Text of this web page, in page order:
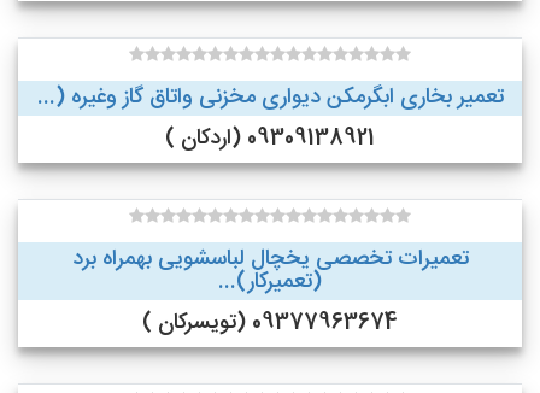
تعمیر بخاری ابگرمکن دیواری مخزنی واتاق گاز وغیره (...
09309138921 (اردکان )
تعمیرات تخصصی یخچال لباسشویی بهمراه برد
(تعمیرکار)...
09377963674 (تویسرکان )